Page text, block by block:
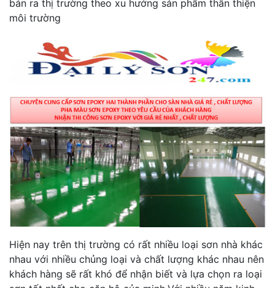
bán ra thị trường theo xu hướng sản phẩm thân thiện
môi trường
Hiện nay trên thị trường có rất nhiều loại sơn nhà khác
nhau với nhiều chủng loại và chất lượng khác nhau nên
khách hàng sẽ rất khó để nhận biết và lựa chọn ra loại